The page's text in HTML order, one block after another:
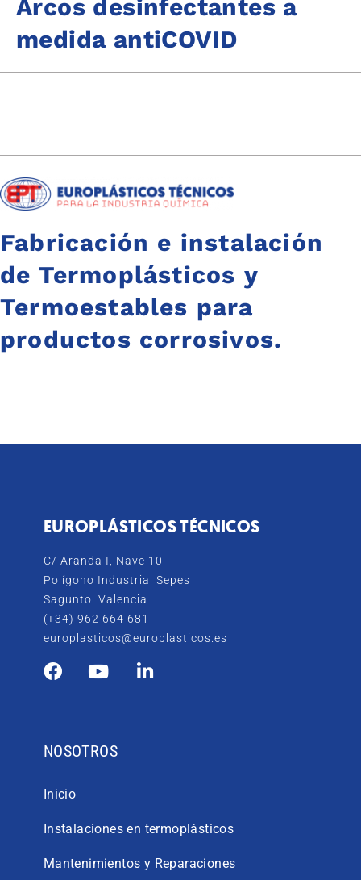
Arcos desinfectantes a
medida antiCOVID
Fabricación e instalación
de Termoplásticos y
Termoestables para
productos corrosivos.
EUROPLÁSTICOS TÉCNICOS
C/ Aranda I, Nave 10
Polígono Industrial Sepes
Sagunto. Valencia
(+34) 962 664 681
europlasticos@europlasticos.es
NOSOTROS
Inicio
Instalaciones en termoplásticos
Mantenimientos y Reparaciones